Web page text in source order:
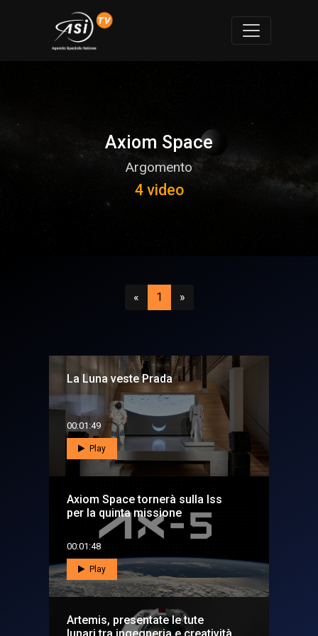
Axiom Space
Argomento
4 video
«Precedente
1 (attuale)
»Successivo
La Luna veste Prada
00:01:49
Play
Axiom Space tornerà sulla Iss
per la quinta missione
00:01:48
Play
Artemis, presentate le tute